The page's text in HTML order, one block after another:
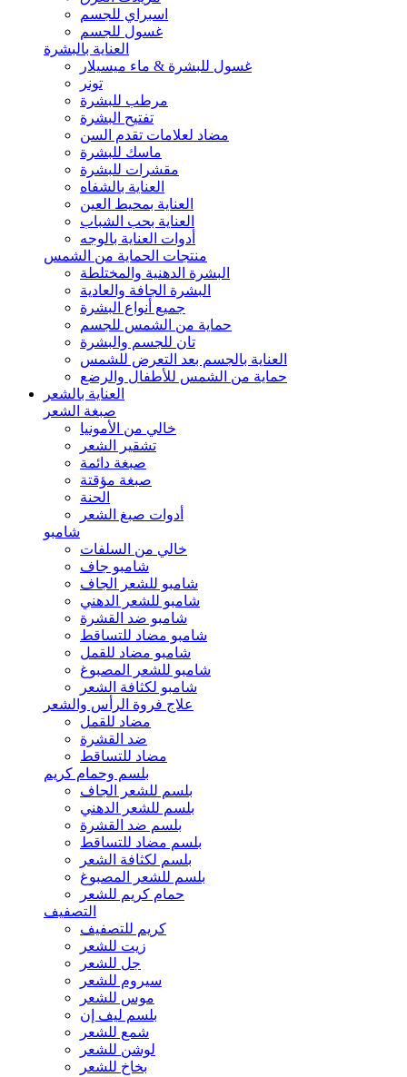
اسبراي للجسم
غسول للجسم
العناية بالبشرة
غسول للبشرة & ماء ميسيلار
تونر
مرطب للبشرة
تفتيح البشرة
مضاد لعلامات تقدم السن
ماسك للبشرة
مقشرات للبشرة
العناية بالشفاه
العناية بمحيط العين
العناية بحب الشباب
أدوات العناية بالوجه
منتجات الحماية من الشمس
البشرة الدهنية والمختلطة
البشرة الجافة والعادية
جميع أنواع البشرة
حماية من الشمس للجسم
تان للجسم والبشرة
العناية بالجسم بعد التعرض للشمس
حماية من الشمس للأطفال والرضع
العناية بالشعر
صبغة الشعر
خالي من الأمونيا
تشقير الشعر
صبغة دائمة
صبغة مؤقتة
الحنة
أدوات صبغ الشعر
شامبو
خالي من السلفات
شامبو جاف
شامبو للشعر الجاف
شامبو للشعر الدهني
شامبو ضد القشرة
شامبو مضاد للتساقط
شامبو مضاد للقمل
شامبو للشعر المصبوغ
شامبو لكثافة الشعر
علاج فروة الرأس والشعر
مضاد للقمل
ضد القشرة
مضاد للتساقط
بلسم وحمام كريم
بلسم للشعر الجاف
بلسم للشعر الدهني
بلسم ضد القشرة
بلسم مضاد للتساقط
بلسم لكثافة الشعر
بلسم للشعر المصبوغ
حمام كريم للشعر
التصفيف
كريم للتصفيف
زيت للشعر
جل للشعر
سيروم للشعر
موس للشعر
بلسم ليف إن
شمع للشعر
لوشن للشعر
بخاخ للشعر